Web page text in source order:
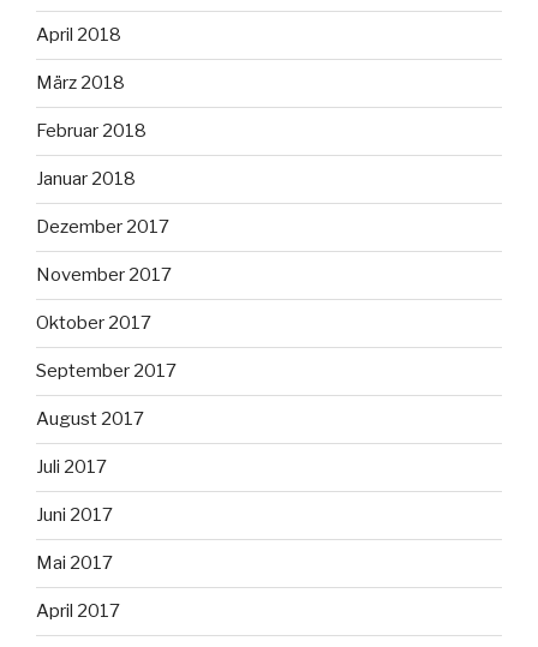
April 2018
März 2018
Februar 2018
Januar 2018
Dezember 2017
November 2017
Oktober 2017
September 2017
August 2017
Juli 2017
Juni 2017
Mai 2017
April 2017